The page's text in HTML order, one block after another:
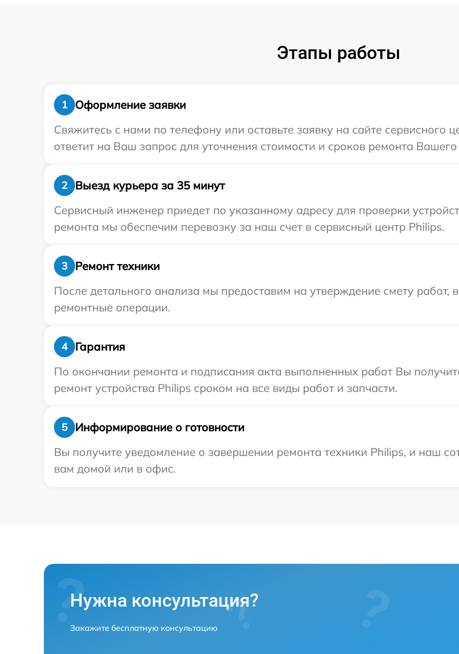
Этапы работы
1
Оформление заявки
Свяжитесь с нами по телефону или оставьте заявку на сайте сервисного
ответит на Ваш запрос для уточнения стоимости и сроков ремонта Вашего
2
Выезд курьера за 35 минут
Сервисный инженер приедет по указанному адресу для проверки
ремонта мы обеспечим перевозку за наш счет в сервисный центр Philips.
3
Ремонт техники
После детального анализа мы предоставим на утверждение смету работ,
ремонтные операции.
4
Гарантия
По окончании ремонта и подписания акта выполненных работ Вы
ремонт устройства Philips сроком на все виды работ и запчасти.
5
Информирование о готовности
Вы получите уведомление о завершении ремонта техники Philips, и наш
вам домой или в офис.
Нужна консультация?
Закажите бесплатную консультацию